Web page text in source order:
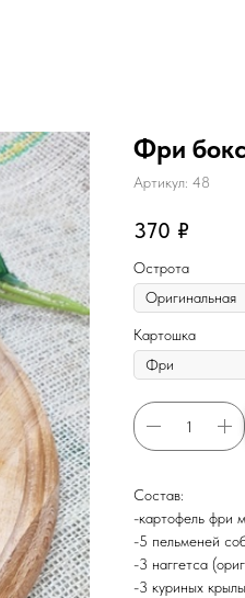
Фри бокс
Артикул: 48
370 ₽
Острота
Картошка
Состав:
-картофель фри
-5 пельменей
-3 наггетса
-3 куриных